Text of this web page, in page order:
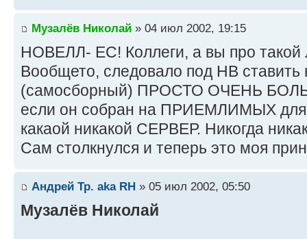
Музалёв Николай » 04 июл 2002, 19:15
НОВЕЛЛ- ЕС! Коллеги, а вы про такой
Вообщето, следовало под НВ
(самосборный) ПРОСТО ОЧЕНЬ
если он собран на ПРИЕМЛИМЫХ для
какаой никакой СЕРВЕР. Никогда
Сам столкнулся и теперь это моя
Андрей Тр. aka RH » 05 июл 2002, 05:50
Музалёв Николай